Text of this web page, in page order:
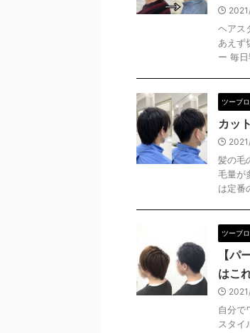
ヘアス
あえず
ー 毎
ツーブ
カッ
髪の毛
毛量が
は定番
ツーブ
【
はこ
自分で
スタイ